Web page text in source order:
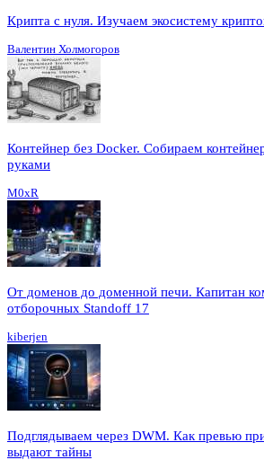
Крипта с нуля. Изучаем экосистему
Валентин Холмогоров
Контейнер без Docker. Собираем
руками
M0xR
От доменов до доменной печи. Капитан
отборочных Standoff 17
kiberjen
Подглядываем через DWM. Как превью
выдают тайны